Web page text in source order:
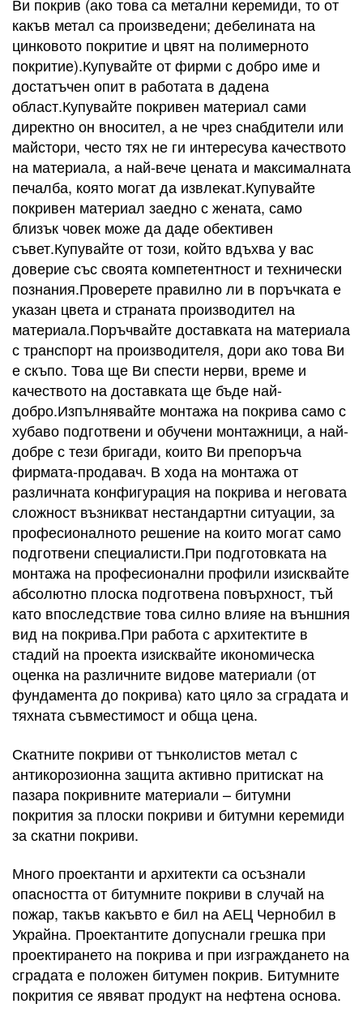
какъв метал са произведени; дебелината на
цинковото покритие и цвят на полимерното
покритие).Купувайте от фирми с добро име и
достатъчен опит в работата в дадена
област.Купувайте покривен материал сами
директно он вносител, а не чрез снабдители или
майстори, често тях не ги интересува качеството
на материала, а най-вече цената и максималната
печалба, която могат да извлекат.Купувайте
покривен материал заедно с жената, само
близък човек може да даде обективен
съвет.Купувайте от този, който вдъхва у вас
доверие със своята компетентност и технически
познания.Проверете правилно ли в поръчката е
указан цвета и страната производител на
материала.Поръчвайте доставката на материала
с транспорт на производителя, дори ако това Ви
е скъпо. Това ще Ви спести нерви, време и
качеството на доставката ще бъде най-
добро.Изпълнявайте монтажа на покрива само с
хубаво подготвени и обучени монтажници, а най-
добре с тези бригади, които Ви препоръча
фирмата-продавач. В хода на монтажа от
различната конфигурация на покрива и неговата
сложност възникват нестандартни ситуации, за
професионалното решение на които могат само
подготвени специалисти.При подготовката на
монтажа на професионални профили изисквайте
абсолютно плоска подготвена повърхност, тъй
като впоследствие това силно влияе на външния
вид на покрива.При работа с архитектите в
стадий на проекта изисквайте икономическа
оценка на различните видове материали (от
фундамента до покрива) като цяло за сградата и
тяхната съвместимост и обща цена.
Скатните покриви от тънколистов метал с
антикорозионна защита активно притискат на
пазара покривните материали – битумни
покрития за плоски покриви и битумни керемиди
за скатни покриви.
Много проектанти и архитекти са осъзнали
опасността от битумните покриви в случай на
пожар, такъв какъвто е бил на АЕЦ Чернобил в
Украйна. Проектантите допуснали грешка при
проектирането на покрива и при изграждането на
сградата е положен битумен покрив. Битумните
покрития се явяват продукт на нефтена основа.